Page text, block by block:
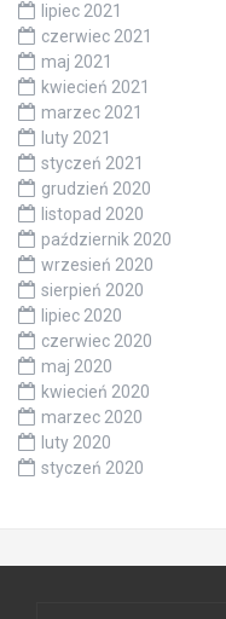
lipiec 2021
czerwiec 2021
maj 2021
kwiecień 2021
marzec 2021
luty 2021
styczeń 2021
grudzień 2020
listopad 2020
październik 2020
wrzesień 2020
sierpień 2020
lipiec 2020
czerwiec 2020
maj 2020
kwiecień 2020
marzec 2020
luty 2020
styczeń 2020